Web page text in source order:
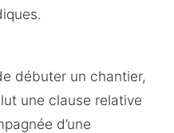
débuter un chantier,
une clause relative
d’une